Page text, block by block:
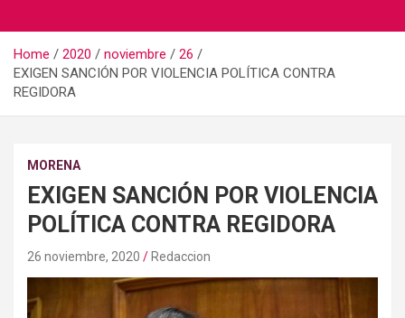
Home 2020 noviembre
26
EXIGEN SANCIÓN POR VIOLENCIA POLÍTICA CONTRA
REGIDORA
MORENA
EXIGEN SANCIÓN POR VIOLENCIA
POLÍTICA CONTRA REGIDORA
26 noviembre, 2020 Redaccion